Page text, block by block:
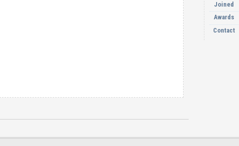
Joined
Awards
Contact